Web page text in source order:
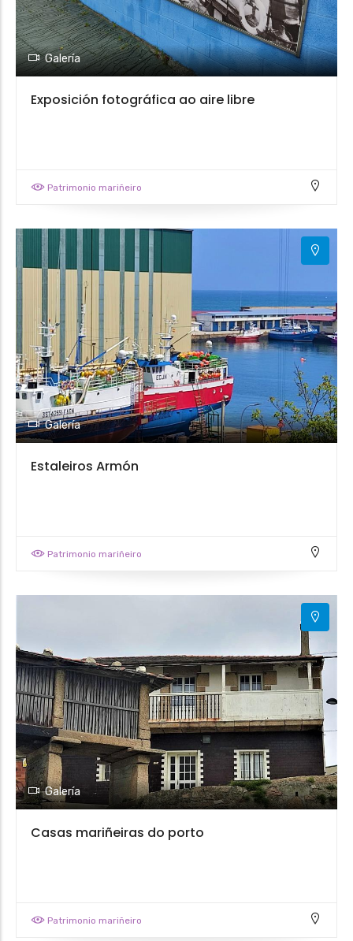
Galería
Exposición fotográfica ao aire libre
Patrimonio mariñeiro
Galería
Estaleiros Armón
Patrimonio mariñeiro
Galería
Casas mariñeiras do porto
Patrimonio mariñeiro